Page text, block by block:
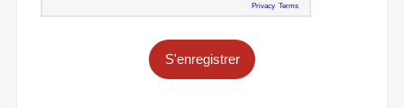
S'enregistrer